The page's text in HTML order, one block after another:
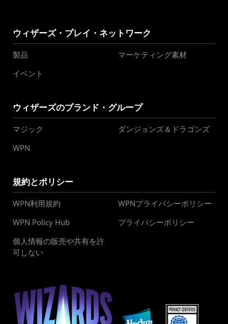
ウィザーズ・プレイ・ネットワーク
製品
マーケティング素材
イベント
ウィザーズのブランド・グループ
マジック
ダンジョンズ＆ドラゴンズ
WPN
規約とポリシー
WPN利用規約
WPNプライバシーポリシー
WPN Policy Hub
プライバシーポリシー
個人情報の販売や共有を許
可しない